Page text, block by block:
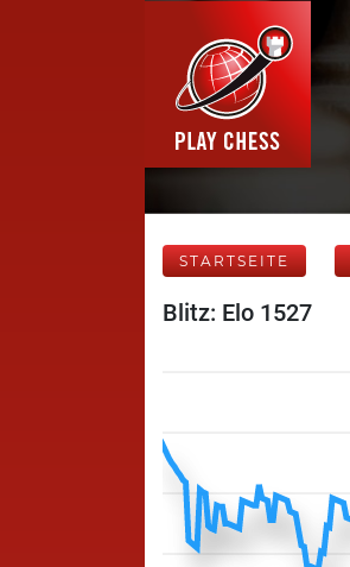
STARTSEITE
Blitz: Elo 1527